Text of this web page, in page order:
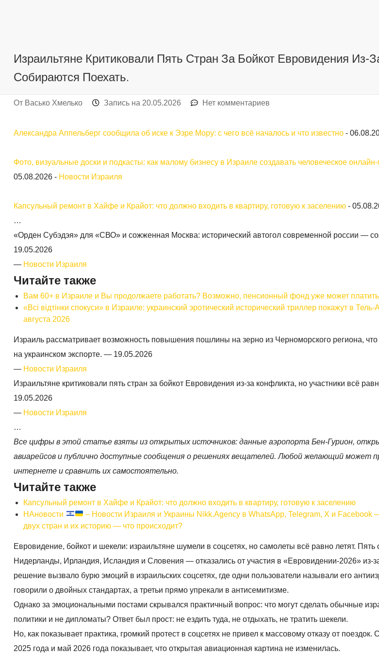
Израильтяне Критиковали Пять Стран За Бойкот Евровидения Из-
Собираются Поехать.
От Васько Хмелько Запись на 20.05.2026 Нет комментариев
Александра Аппельберг сообщила об иске к Эзре Мору: с чего всё началось и что известно -
Фото, визуальные доски и подкасты: как малому бизнесу в Израиле создавать человеческое
05.08.2026 - Новости Израиля
Капсульный ремонт в Хайфе и Крайот: что должно входить в квартиру, готовую к заселению -
…
«Орден Субэдэя» для «СВО» и сожженная Москва: исторический автогол современной россии —
19.05.2026
— Новости Израиля
Читайте также
Вам 60+ в Израиле и Вы продолжаете работать? Возможно, пенсионный фонд уже может
«Всі відтінки спокуси» в Израиле: украинский эротический исторический триллер покажут в
августа 2026
Израиль рассматривает возможность повышения пошлины на зерно из Черноморского региона, что
на украинском экспорте. — 19.05.2026
— Новости Израиля
Израильтяне критиковали пять стран за бойкот Евровидения из-за конфликта, но участники всё
19.05.2026
— Новости Израиля
…
Все цифры в этой статье взяты из открытых источников: данные аэропорта Бен-Гурион,
авиарейсов и публично доступные сообщения о решениях вещателей. Любой желающий может
интернете и сравнить их самостоятельно.
Читайте также
Капсульный ремонт в Хайфе и Крайот: что должно входить в квартиру, готовую к заселению
НАновости
– Новости Израиля и Украины Nikk.Agency в WhatsApp, Telegram, X и Facebook
двух стран и их историю — что происходит?
Евровидение, бойкот и шекели: израильтяне шумели в соцсетях, но самолеты всё равно летят.
Нидерланды, Ирландия, Исландия и Словения — отказались от участия в «Евровидении-2026» из-
решение вызвало бурю эмоций в израильских соцсетях, где одни пользователи называли его
говорили о двойных стандартах, а третьи прямо упрекали в антисемитизме.
Однако за эмоциональными постами скрывался практичный вопрос: что могут сделать обычные
политики и не дипломаты? Ответ был прост: не ездить туда, не отдыхать, не тратить шекели.
Но, как показывает практика, громкий протест в соцсетях не привел к массовому отказу от
2025 года и май 2026 года показывает, что открытая авиационная картина не изменилась.